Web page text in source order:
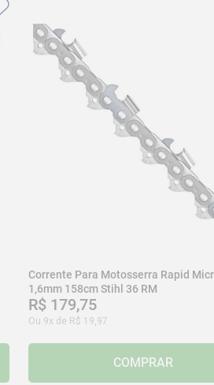
Corrente Para Motosserra Rapid
1,6mm 158cm Stihl 36 RM
R$ 179,75
Ou 9x de R$ 19 97
COMPRAR